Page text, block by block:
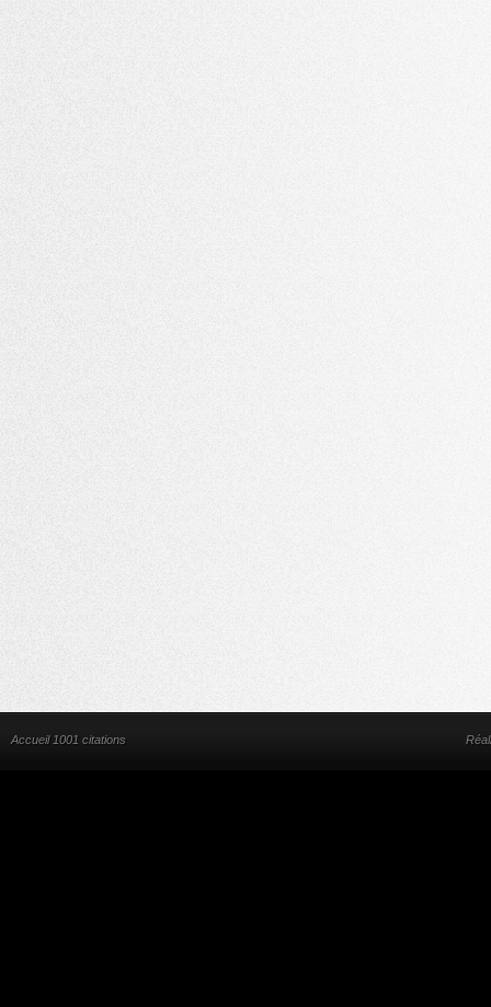
Accueil 1001 citations